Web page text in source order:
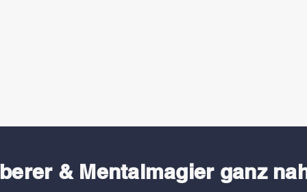
& Mentalmagier ganz